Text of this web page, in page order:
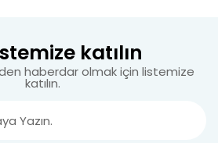
katılın
haberdar olmak için listemize
katılın.